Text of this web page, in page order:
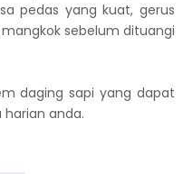
pedas yang kuat, gerus
sebelum dituangi
daging sapi yang dapat
anda.